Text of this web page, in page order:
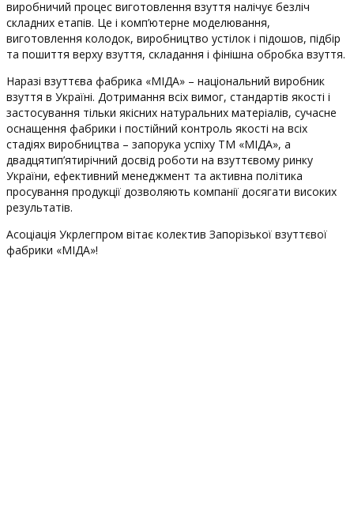
виробничий процес виготовлення взуття налічує безліч
складних етапів. Це і комп’ютерне моделювання,
виготовлення колодок, виробництво устілок і підошов, підбір
та пошиття верху взуття, складання і фінішна обробка взуття.
Наразі взуттєва фабрика «МІДА» – національний виробник
взуття в Україні. Дотримання всіх вимог, стандартів якості і
застосування тільки якісних натуральних матеріалів, сучасне
оснащення фабрики і постійний контроль якості на всіх
стадіях виробництва – запорука успіху ТМ «МІДА», а
двадцятип’ятирічний досвід роботи на взуттєвому ринку
України, ефективний менеджмент та активна політика
просування продукції дозволяють компанії досягати високих
результатів.
Асоціація Укрлегпром вітає колектив Запорізької взуттєвої
фабрики «МІДА»!